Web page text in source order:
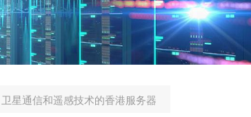
卫星通信和遥感技术的香港服务器